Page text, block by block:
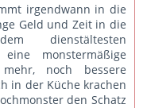
irgendwann in die
Geld und Zeit in die
dienstältesten
eine monstermäßige
noch bessere
in der Küche krachen
den Schatz